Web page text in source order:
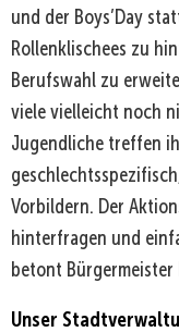
und der Boys’Day
Rollenklischees zu
Berufswahl zu
viele vielleicht noch
Jugendliche treffen
Vorbildern. Der
hinterfragen und
betont Bürgermeister
Unser